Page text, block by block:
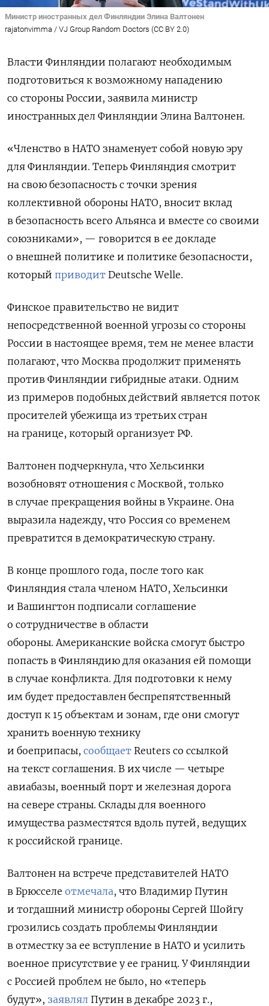
Министр иностранных дел Финляндии Элина Валтонен
rajatonvimma / VJ Group Random Doctors (CC BY 2.0)
Власти Финляндии полагают необходимым
подготовиться к возможному нападению
со стороны России, заявила министр
иностранных дел Финляндии Элина Валтонен.
«Членство в НАТО знаменует собой новую эру
для Финляндии. Теперь Финляндия смотрит
на свою безопасность с точки зрения
коллективной обороны НАТО, вносит вклад
в безопасность всего Альянса и вместе со своими
союзниками», — говорится в ее докладе
о внешней политике и политике безопасности,
который приводит Deutsche Welle.
Финское правительство не видит
непосредственной военной угрозы со стороны
России в настоящее время, тем не менее власти
полагают, что Москва продолжит применять
против Финляндии гибридные атаки. Одним
из примеров подобных действий является поток
просителей убежища из третьих стран
на границе, который организует РФ.
Валтонен подчеркнула, что Хельсинки
возобновят отношения с Москвой, только
в случае прекращения войны в Украине. Она
выразила надежду, что Россия со временем
превратится в демократическую страну.
В конце прошлого года, после того как
Финляндия стала членом НАТО, Хельсинки
и Вашингтон подписали соглашение
о сотрудничестве в области
обороны. Американские войска смогут быстро
попасть в Финляндию для оказания ей помощи
в случае конфликта. Для подготовки к нему
им будет предоставлен беспрепятственный
доступ к 15 объектам и зонам, где они смогут
хранить военную технику
и боеприпасы, сообщает Reuters со ссылкой
на текст соглашения. В их числе — четыре
авиабазы, военный порт и железная дорога
на севере страны. Склады для военного
имущества разместятся вдоль путей, ведущих
к российской границе.
Валтонен на встрече представителей НАТО
в Брюсселе отмечала, что Владимир Путин
и тогдашний министр обороны Сергей Шойгу
грозились создать проблемы Финляндии
в отместку за ее вступление в НАТО и усилить
военное присутствие у ее границ. У Финляндии
с Россией проблем не было, но «теперь
будут», заявлял Путин в декабре 2023 г.,